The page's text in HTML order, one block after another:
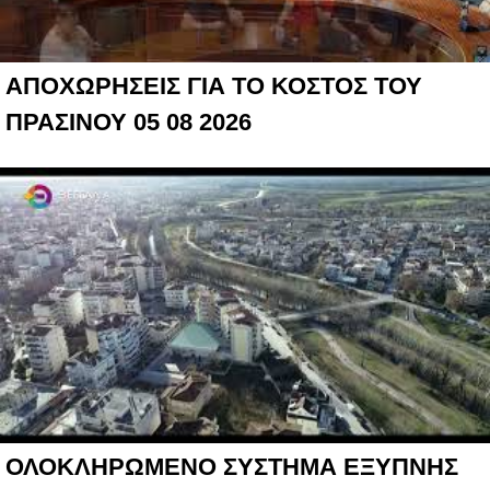
ΑΠΟΧΩΡΗΣΕΙΣ ΓΙΑ ΤΟ ΚΟΣΤΟΣ ΤΟΥ
ΠΡΑΣΙΝΟΥ 05 08 2026
ΟΛΟΚΛΗΡΩΜΕΝΟ ΣΥΣΤΗΜΑ ΕΞΥΠΝΗΣ